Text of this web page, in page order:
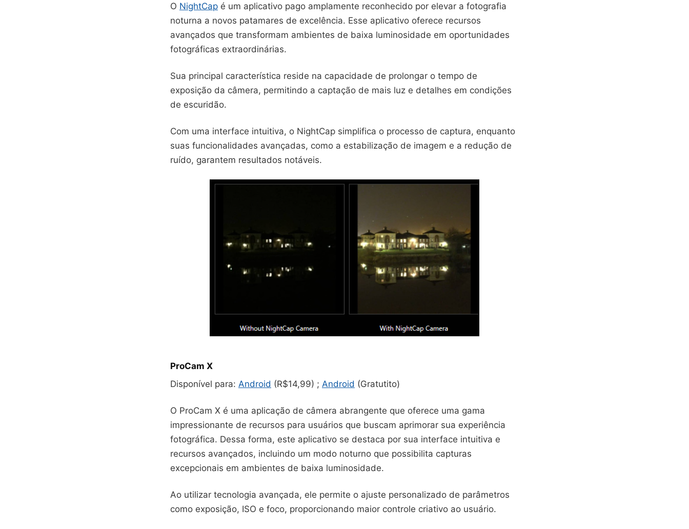
O NightCap é um aplicativo pago amplamente reconhecido por elevar a fotografia
noturna a novos patamares de excelência. Esse aplicativo oferece recursos
avançados que transformam ambientes de baixa luminosidade em oportunidades
fotográficas extraordinárias.
Sua principal característica reside na capacidade de prolongar o tempo de
exposição da câmera, permitindo a captação de mais luz e detalhes em condições
de escuridão.
Com uma interface intuitiva, o NightCap simplifica o processo de captura, enquanto
suas funcionalidades avançadas, como a estabilização de imagem e a redução de
ruído, garantem resultados notáveis.
ProCam X
Disponível para: Android (R$14,99) ; Android (Gratutito)
O ProCam X é uma aplicação de câmera abrangente que oferece uma gama
impressionante de recursos para usuários que buscam aprimorar sua experiência
fotográfica. Dessa forma, este aplicativo se destaca por sua interface intuitiva e
recursos avançados, incluindo um modo noturno que possibilita capturas
excepcionais em ambientes de baixa luminosidade.
Ao utilizar tecnologia avançada, ele permite o ajuste personalizado de parâmetros
como exposição, ISO e foco, proporcionando maior controle criativo ao usuário.